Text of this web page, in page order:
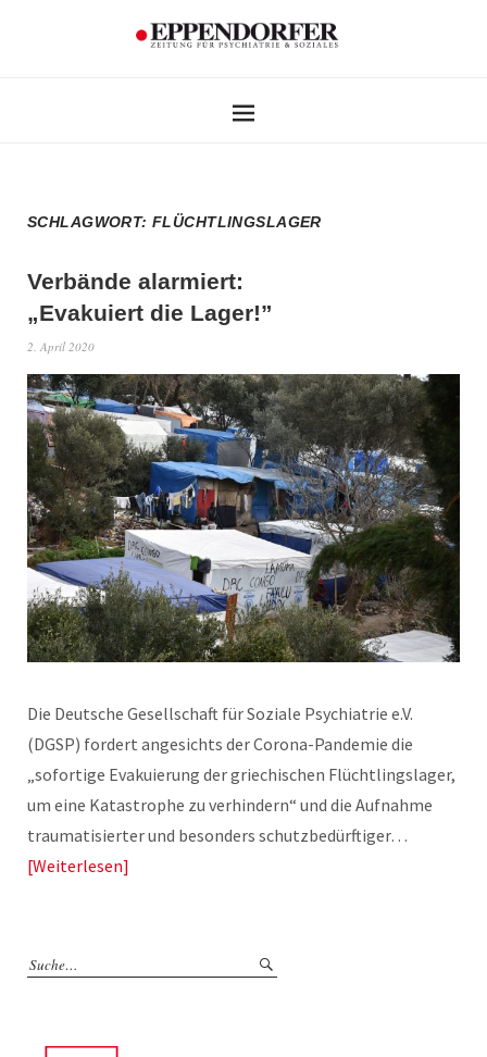
SCHLAGWORT:FLÜCHTLINGSLAGER
Verbände alarmiert:
„Evakuiert die Lager!”
2. April 2020
Die Deutsche Gesellschaft für Soziale Psychiatrie e.V.
(DGSP) fordert angesichts der Corona-Pandemie die
„sofortige Evakuierung der griechischen Flüchtlingslager,
um eine Katastrophe zu verhindern“ und die Aufnahme
traumatisierter und besonders schutzbedürftiger…
Weiterlesen